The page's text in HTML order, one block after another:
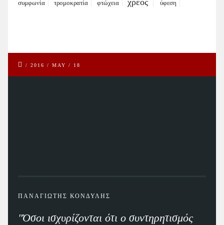
συμφωνία
τρομοκρατία φτώχεια χρέος ύφεση
/ 2016 / MAY / 18
ΠΑΝΑΓΙΩΤΗΣ ΚΟΝΔΥΛΗΣ
"Όσοι ισχυρίζονται ότι ο συντηρητισμός